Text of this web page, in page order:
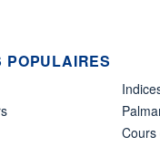
POPULAIRES
Cours